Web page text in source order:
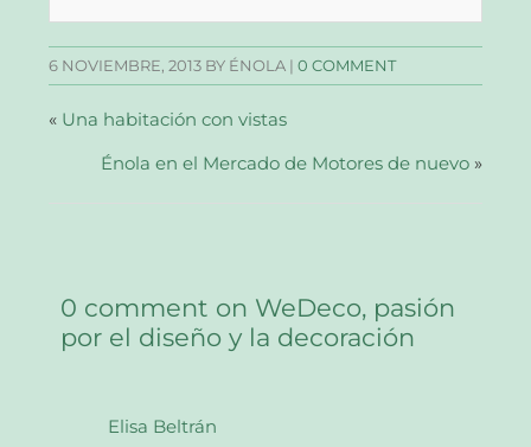
abre
una
ventana
nueva)
abre
una
ventana
nueva)
abre
una
ventana
nueva)
correo
a
un
amigo
abre
en
ventana
6 NOVIEMBRE, 2013 BY ÉNOLA |0 COMMENT
« Una habitación con vistas
Énola en el Mercado de Motores de nuevo»
0 comment on WeDeco, pasión
por el diseño y la decoración
Elisa Beltrán